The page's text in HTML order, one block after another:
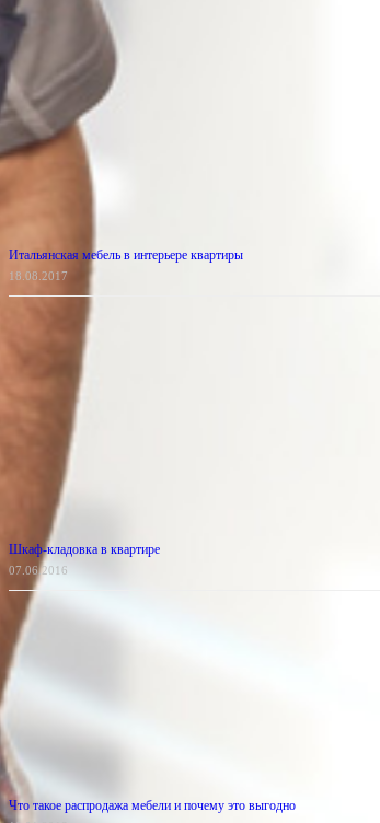
Итальянская мебель в интерьере квартиры
18.08.2017
Шкаф-кладовка в квартире
07.06.2016
Что такое распродажа мебели и почему это выгодно